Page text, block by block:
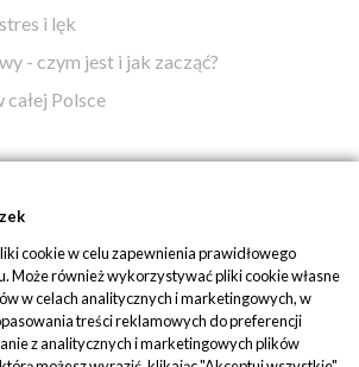
i lęk
- czym jest i jak zacząć?
Polsce
Medytacji i Uzdrawiania
042
cookie w celu zapewnienia prawidłowego
Może również wykorzystywać pliki cookie własne
w celach analitycznych i marketingowych, w
treści reklamowych do preferencji
z analitycznych i marketingowych plików